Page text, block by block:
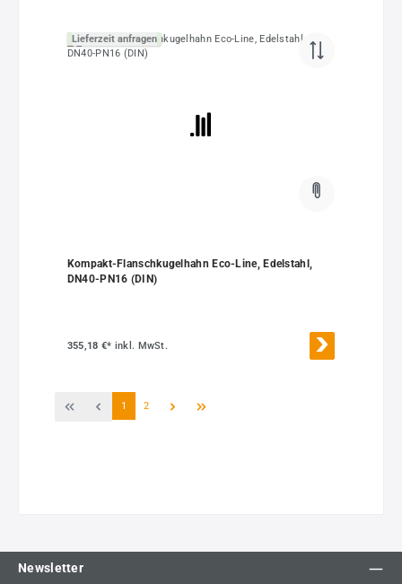
Lieferzeit anfragen
Kompakt-Flanschkugelhahn Eco-Line, Edelstahl,
DN40-PN16 (DIN)
355,18 €* inkl. MwSt.
Seite
1 Seite
2
Newsletter